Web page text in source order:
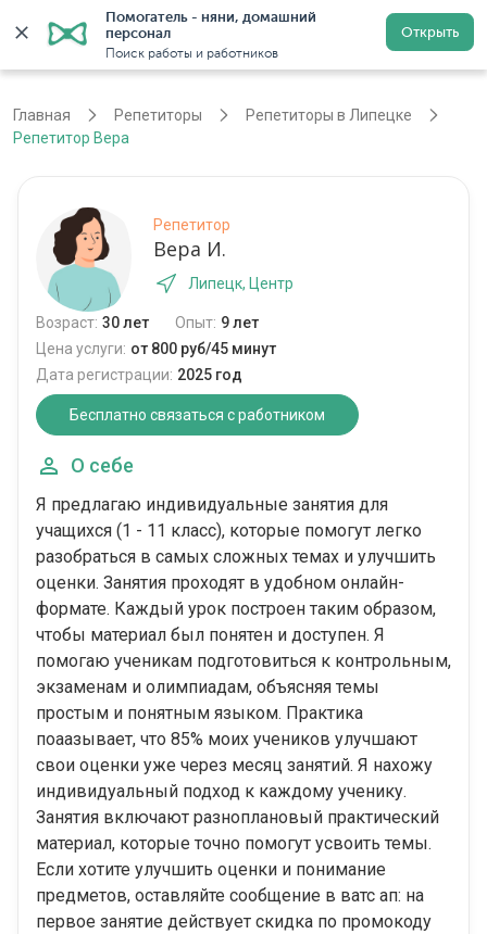
Помогатель - няни, домашний
персонал
Поиск работы и работников
Открыть
Регистрация
Главная Репетиторы
Репетиторы в Липецке
Репетитор Вера
Репетитор
Вера И.
Липецк, Центр
Возраст: 30 лет Опыт: 9 лет
Цена услуги: от 800 руб/45 минут
Дата регистрации: 2025 год
Бесплатно связаться с работником
О себе
Я предлагаю индивидуальные занятия для
учащихся (1 - 11 класс), которые помогут легко
разобраться в самых сложных темах и улучшить
оценки. Занятия проходят в удобном онлайн-
формате. Каждый урок построен таким образом,
чтобы материал был понятен и доступен. Я
помогаю ученикам подготовиться к контрольным,
экзаменам и олимпиадам, объясняя темы
простым и понятным языком. Практика
поаазывает, что 85% моих учеников улучшают
свои оценки уже через месяц занятий. Я нахожу
индивидуальный подход к каждому ученику.
Занятия включают разноплановый практический
материал, которые точно помогут усвоить темы.
Если хотите улучшить оценки и понимание
предметов, оставляйте сообщение в ватс ап: на
первое занятие действует скидка по промокоду